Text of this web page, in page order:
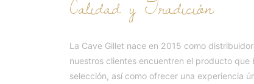
Calidad y Tradición
La Cave Gillet nace en 2015 como
nuestros clientes encuentren el producto que
selección, así como ofrecer una experiencia